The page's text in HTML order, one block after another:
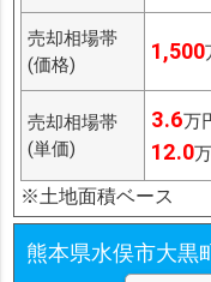
売却相場帯
(価格)
1,500
売却相場帯
(単価)
3.6万
12.0
※土地面積ベース
熊本県水俣市大黒